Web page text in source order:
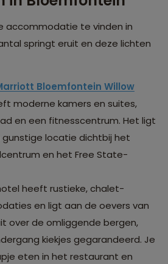
accommodatie te vinden in
springt eruit en deze lichten
Bloemfontein Willow
moderne kamers en suites,
en een fitnesscentrum. Het ligt
locatie dichtbij het
en het Free State-
heeft rustieke, chalet-
en ligt aan de oevers van
over de omliggende bergen,
kiekjes gegarandeerd. Je
eten in het restaurant en